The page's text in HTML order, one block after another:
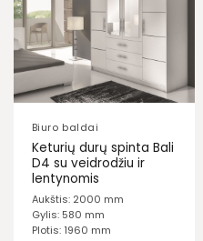
Biuro baldai
Keturių durų spinta Bali
D4 su veidrodžiu ir
lentynomis
Aukštis: 2000 mm
Gylis: 580 mm
Plotis: 1960 mm